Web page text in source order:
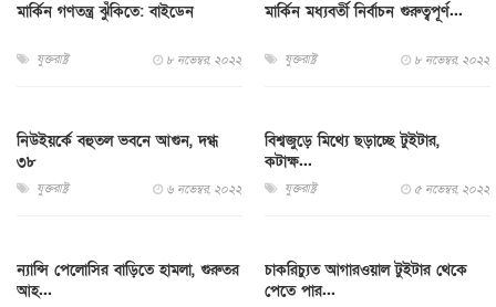
মার্কিন গণতন্ত্র ঝুঁকিতে: বাইডেন
যুক্তরাষ্ট্র ৮ নভেম্বর, ২০২২
মার্কিন মধ্যবর্তী নির্বাচন গুরুত্বপূর্ণ...
যুক্তরাষ্ট্র ৮ নভেম্বর, ২০২২
নিউইয়র্কে বহুতল ভবনে আগুন, দগ্ধ
৩৮
যুক্তরাষ্ট্র ৬ নভেম্বর, ২০২২
বিশ্বজুড়ে মিথ্যে ছড়াচ্ছে টুইটার,
কটাক্ষ...
যুক্তরাষ্ট্র ৫ নভেম্বর, ২০২২
ন্যান্সি পেলোসির বাড়িতে হামলা, গুরুতর
আহ...
চাকরিচ্যুত আগারওয়াল টুইটার থেকে
পেতে পার...